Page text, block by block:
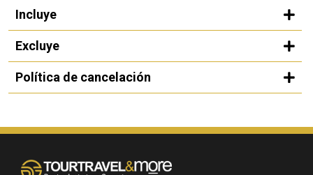
Incluye
Excluye
Política de cancelación